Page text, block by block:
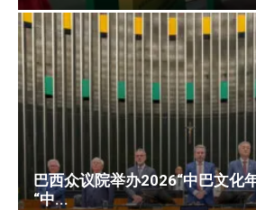
巴西众议院举办2026“中巴文化
“中...